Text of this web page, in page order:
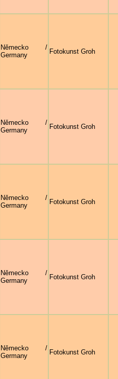
Německo /
Germany
Fotokunst Groh
Německo /
Germany
Fotokunst Groh
Německo /
Germany
Fotokunst Groh
Německo /
Germany
Fotokunst Groh
Německo /
Germany
Fotokunst Groh